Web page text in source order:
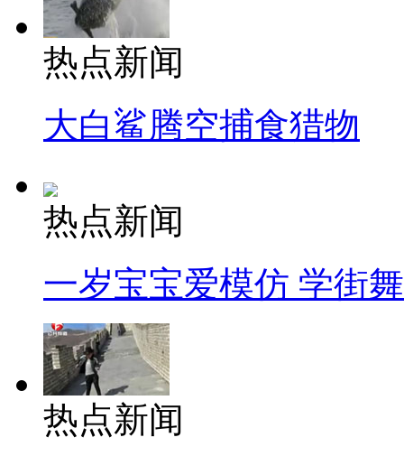
热点新闻
大白鲨腾空捕食猎物
热点新闻
一岁宝宝爱模仿 学街
热点新闻